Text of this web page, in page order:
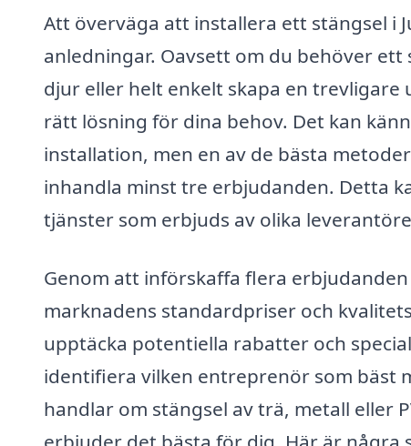
Att överväga att installera ett stängsel i
anledningar. Oavsett om du behöver
djur eller helt enkelt skapa en
rätt lösning för dina behov. Det kan
installation, men en av de bästa
inhandla minst tre erbjudanden. Detta
tjänster som erbjuds av olika
Genom att införskaffa flera
marknadens standardpriser och
upptäcka potentiella rabatter och
identifiera vilken entreprenör som bäst
handlar om stängsel av trä, metall eller